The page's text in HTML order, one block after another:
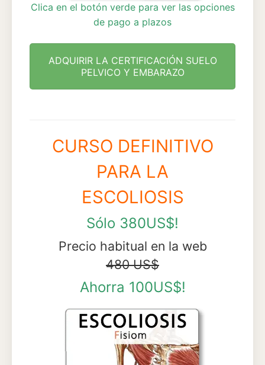
Clica en el botón verde para ver las opciones
de pago a plazos
ADQUIRIR LA CERTIFICACIÓN SUELO
PELVICO Y EMBARAZO
CURSO DEFINITIVO
PARA LA
ESCOLIOSIS
Sólo 380US$!
Precio habitual en la web
480 US$
Ahorra 100US$!